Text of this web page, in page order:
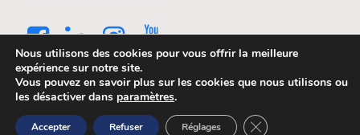
© Copyright - Winimmo enchères
Nous utilisons des cookies pour vous offrir la meilleure
expérience sur notre site.
Vous pouvez en savoir plus sur les cookies que nous utilisons ou
les désactiver dans paramètres.
Accepter Refuser Réglages Fermer la bannière